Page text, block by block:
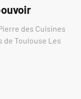
des Cuisines
de Toulouse Les